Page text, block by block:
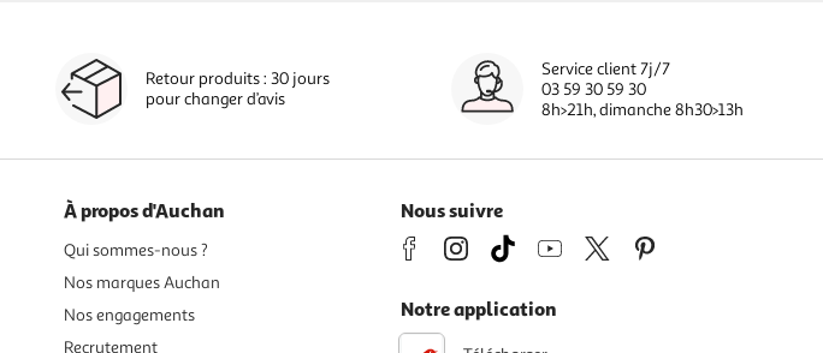
Retour produits : 30 jours
pour changer d’avis
Service client 7j/7
03 59 30 59 30
8h>21h, dimanche 8h30>13h
À propos d'Auchan
Qui sommes-nous ?
Nos marques Auchan
Nos engagements
Recrutement
Nous suivre
Notre application